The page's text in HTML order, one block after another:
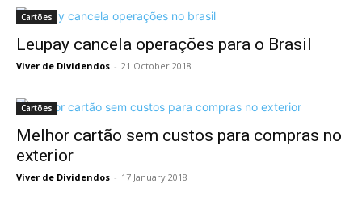
Cartões
Leupay cancela operações para o Brasil
Viver de Dividendos - 21 October 2018
Cartões
Melhor cartão sem custos para compras no
exterior
Viver de Dividendos - 17 January 2018